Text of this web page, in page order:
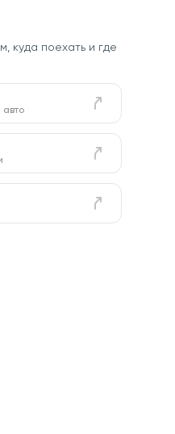
куда поехать и где